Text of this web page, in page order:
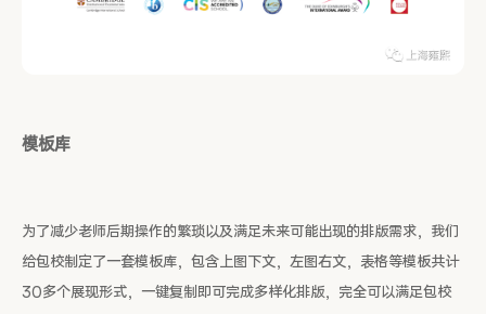
模板库
为了减少老师后期操作的繁琐以及满足未来可能出现的排版需求，我们
给包校制定了一套模板库，包含上图下文，左图右文，表格等模板共计
30多个展现形式，一键复制即可完成多样化排版，完全可以满足包校